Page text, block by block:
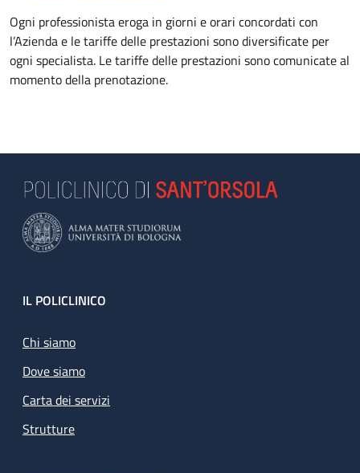
Ogni professionista eroga in giorni e orari concordati con
l’Azienda e le tariffe delle prestazioni sono diversificate per
ogni specialista. Le tariffe delle prestazioni sono comunicate al
momento della prenotazione.
Footer
IL POLICLINICO
Chi siamo
Dove siamo
Carta dei servizi
Strutture